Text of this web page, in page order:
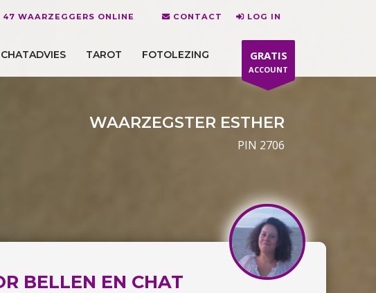
47 WAARZEGGERS ONLINE CONTACT LOG IN
CHATADVIES TAROT FOTOLEZING GRATIS
ACCOUNT
WAARZEGSTER ESTHER
PIN 2706
BELLEN EN CHAT